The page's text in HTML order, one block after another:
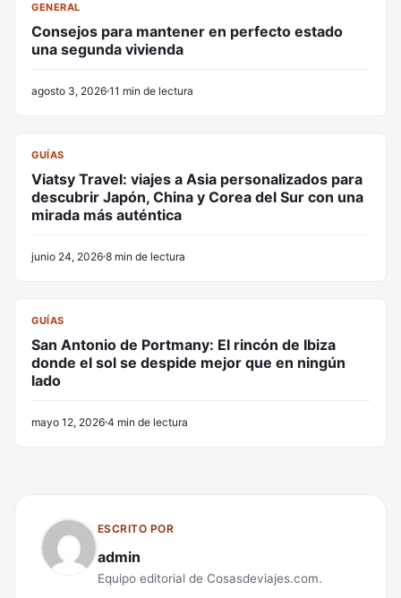
GENERAL
Consejos para mantener en perfecto estado
una segunda vivienda
agosto 3, 2026 11 min de lectura
GUÍAS
Viatsy Travel: viajes a Asia personalizados para
descubrir Japón, China y Corea del Sur con una
mirada más auténtica
junio 24, 2026 8 min de lectura
GUÍAS
San Antonio de Portmany: El rincón de Ibiza
donde el sol se despide mejor que en ningún
lado
mayo 12, 2026 4 min de lectura
ESCRITO POR
admin
Equipo editorial de Cosasdeviajes.com.